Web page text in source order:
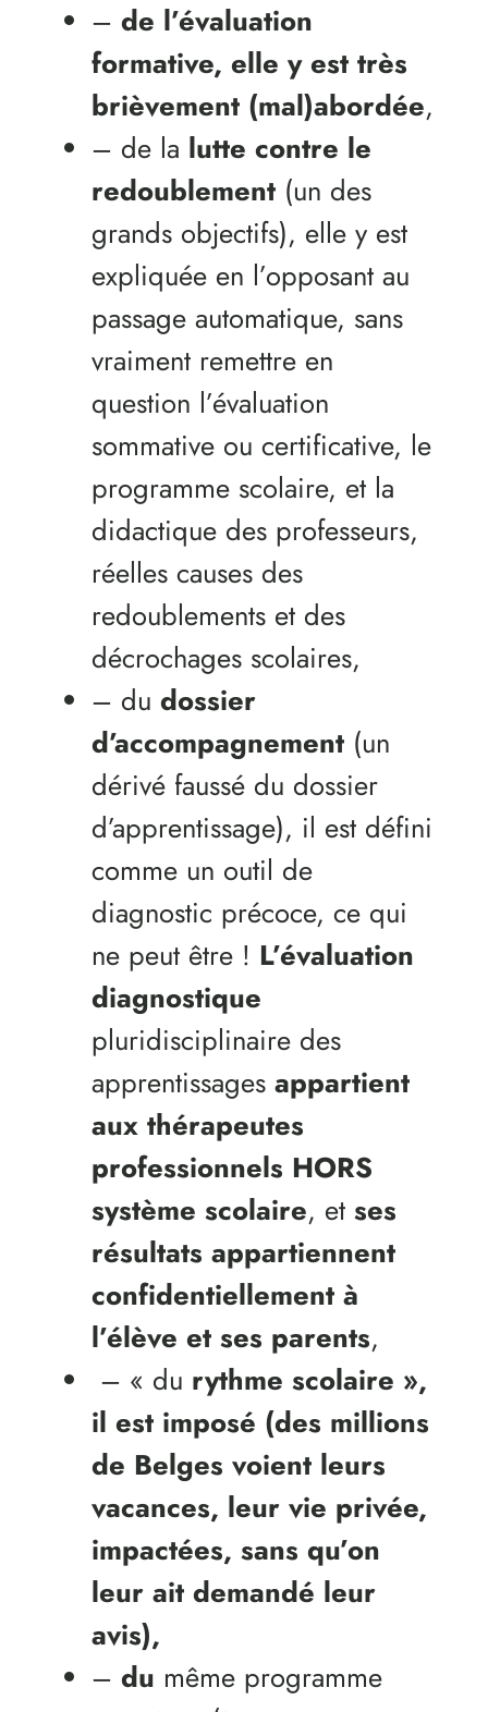
– de l’évaluation
formative, elle y est très
brièvement (mal)abordée,
– de la lutte contre le
redoublement(un des
grands objectifs), elle y est
expliquée en l’opposant au
passage automatique, sans
vraiment remettre en
question l’évaluation
sommative ou certificative, le
programme scolaire, et la
didactique des professeurs,
réelles causes des
redoublements et des
décrochages scolaires,
– du dossier
d’accompagnement(un
dérivé faussé du dossier
d’apprentissage), il est défini
comme un outil de
diagnostic précoce, ce qui
ne peut être ! L’évaluation
diagnostique
pluridisciplinaire des
apprentissages appartient
aux thérapeutes
professionnels HORS
système scolaire, et ses
résultats appartiennent
confidentiellement à
l’élève et ses parents,
– « du rythme scolaire »,
il est imposé (des millions
de Belges voient leurs
vacances, leur vie privée,
impactées, sans qu’on
leur ait demandé leur
avis),
– du même programme